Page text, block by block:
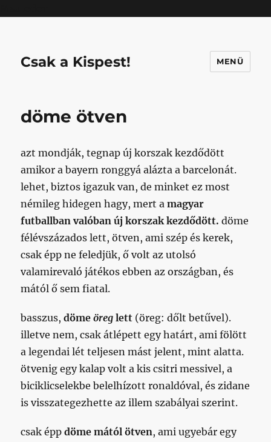
Csak a Kispest! MENÜ
döme ötven
azt mondják, tegnap új korszak kezdődött
amikor a bayern ronggyá alázta a barcelonát.
lehet, biztos igazuk van, de minket ez most
némileg hidegen hagy, mert amagyar
futballban valóban új korszak kezdődött. döme
félévszázados lett, ötven, ami szép és kerek,
csak épp ne feledjük, ő volt az utolsó
valamirevaló játékos ebben az országban, és
mától ő sem fiatal.
basszus,dömeöreg lett (öreg: dőlt betűvel).
illetve nem, csak átlépett egy határt, ami fölött
a legendai lét teljesen mást jelent, mint alatta.
ötvenig egy kalap volt a kis csitri messivel, a
biciklicselekbe belelhízott ronaldóval, és zidane
is visszategezhette az illem szabályai szerint.
csak éppdöme mától ötven, ami ugyebár egy